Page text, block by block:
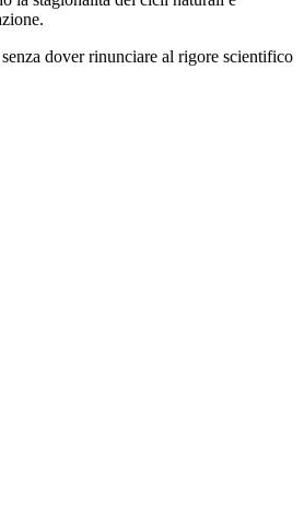
dover rinunciare al rigore scientifico